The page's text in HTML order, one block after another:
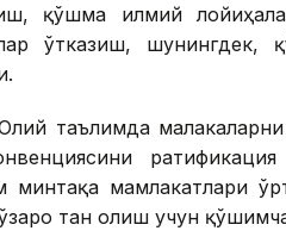
қўшма илмий
ўтказиш, шунингдек,
таълимда
минтақа мамлакатлари
тан олиш учун